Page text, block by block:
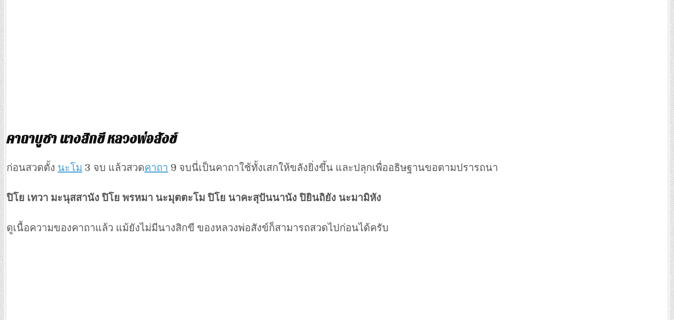
คาถาบูชา นางสิกขี หลวงพ่อสังข์
ก่อนสวดตั้ง นะโม 3 จบ แล้วสวดคาถา 9 จบนี่เป็นคาถาใช้ทั้งเสกให้ขลังยิ่งขึ้น และปลุกเพื่ออธิษฐานขอตามปรารถนา
ปิโย เทวา มะนุสสานัง ปิโย พรหมา นะมุตตะโม ปิโย นาคะสุปันนานัง ปิยินถิยัง นะมามิหัง
ดูเนื้อความของคาถาแล้ว แม้ยังไม่มีนางสิกขี ของหลวงพ่อสังข์ก็สามารถสวดไปก่อนได้ครับ